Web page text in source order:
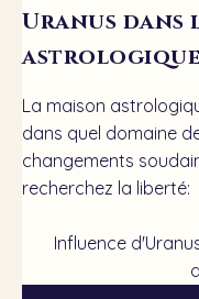
Uranus dans
La maison
dans quel domaine
changements
recherchez la liberté:
Influence